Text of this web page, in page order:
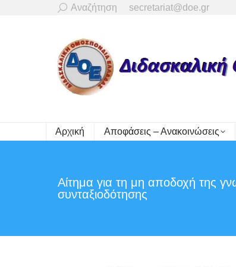
Search:
Αναζήτηση secretariat@doe.gr
Αρχική Αποφάσεις – Ανακοινώσεις
Αίτημα για τη μη αποδοχή της
συνταξιοδότησης